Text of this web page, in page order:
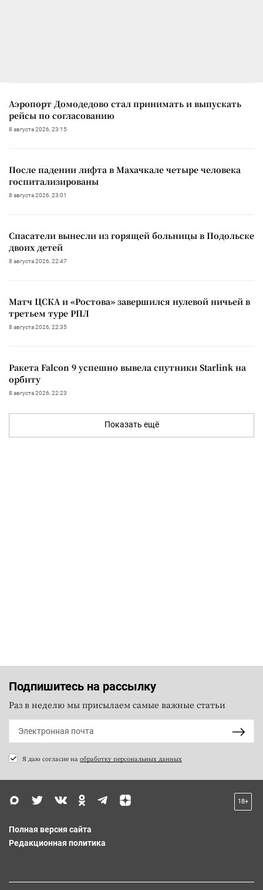
Аэропорт Домодедово стал принимать и выпускать
рейсы по согласованию
8 августа 2026, 23:15
После падении лифта в Махачкале четыре человека
госпитализированы
8 августа 2026, 23:01
Спасатели вынесли из горящей больницы в Подольске
двоих детей
8 августа 2026, 22:47
Матч ЦСКА и «Ростова» завершился нулевой ничьей в
третьем туре РПЛ
8 августа 2026, 22:35
Ракета Falcon 9 успешно вывела спутники Starlink на
орбиту
8 августа 2026, 22:23
Показать ещё
Подпишитесь на рассылку
Раз в неделю мы присылаем самые важные статьи
Я даю согласие на обработку персональных данных
18+
Полная версия сайта
Редакционная политика